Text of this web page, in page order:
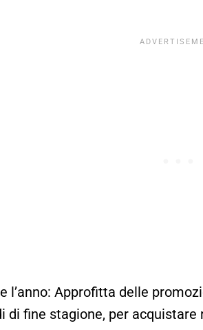
l’anno: Approfitta delle
di fine stagione, per